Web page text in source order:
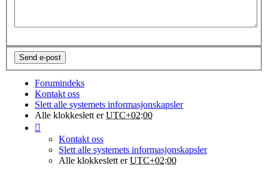
Forumindeks
Kontakt oss
Slett alle systemets informasjonskapsler
Alle klokkeslett erUTC+02:00
Kontakt oss
Slett alle systemets informasjonskapsler
Alle klokkeslett erUTC+02:00